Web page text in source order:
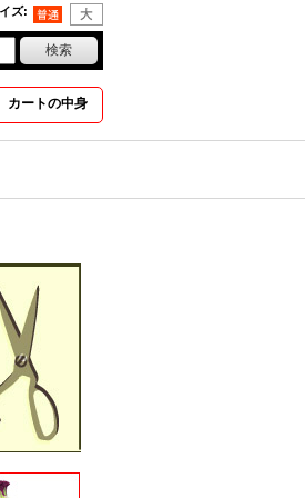
ズ:
カートの中身